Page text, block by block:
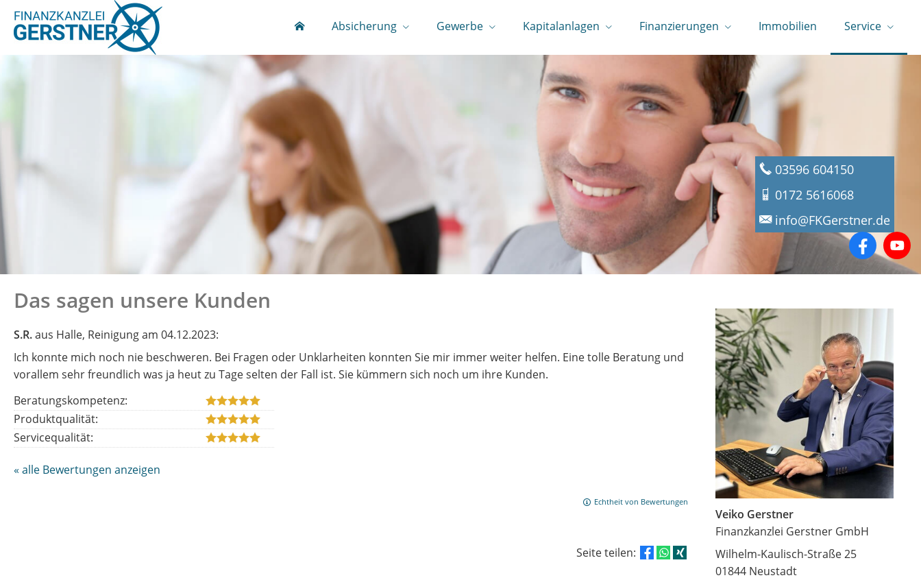
Absicherung Gewerbe Kapitalanlagen Finanzierungen Immobilien Service
03596 604150
0172 5616068
info@FKGerstner.de
Veiko Gerstner
Finanzkanzlei Gerstner GmbH
Wilhelm-Kaulisch-Straße 25
01844 Neustadt
Das sagen unsere Kunden
S.R.aus Halle, Reinigungam 04.12.2023:
Ich konnte mich noch nie beschweren. Bei Fragen oder Unklarheiten konnten Sie mir immer weiter helfen. Eine tolle Beratung und
vorallem sehr freundlich was ja heut zu Tage selten der Fall ist. Sie kümmern sich noch um ihre Kunden.
Beratungskompetenz:
Produktqualität:
Servicequalität:
« alle Bewertungen anzeigen
Echtheit von Bewertungen
Seite teilen: